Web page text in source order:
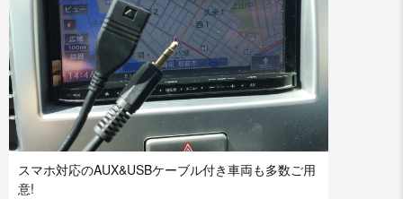
スマホ対応のAUX&USBケーブル付き車両も多数ご用
意!